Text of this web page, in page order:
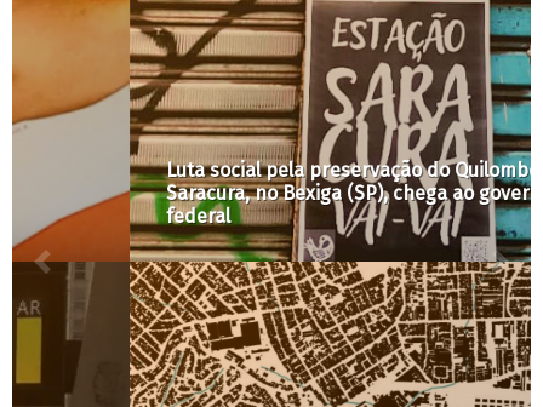
Luta social pela preservação do Quilombo
Saracura, no Bexiga (SP), chega ao governo
federal